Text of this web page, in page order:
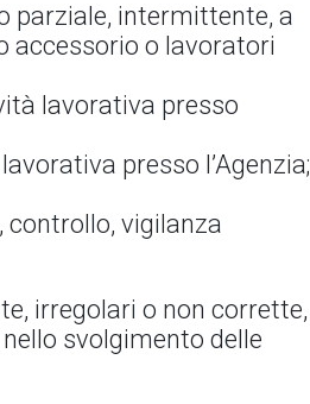
parziale, intermittente, a
accessorio o lavoratori
lavorativa presso
presso l’Agenzia;
controllo, vigilanza
irregolari o non corrette,
svolgimento delle